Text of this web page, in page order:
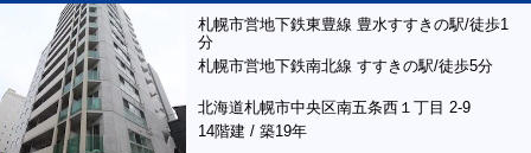
札幌市営地下鉄東豊線 豊水すすきの駅/徒歩1
分
札幌市営地下鉄南北線 すすきの駅/徒歩5分
北海道札幌市中央区南五条西１丁目 2-9
14階建 / 築19年